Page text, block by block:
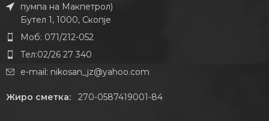
пумпа на Макпетрол)
Бутел 1, 1000, Скопје
Моб: 071/212-052
Тел:02/26 27 340
e-mail: nikosan_jz@yahoo.com
Жиро сметка:270-0587419001-84